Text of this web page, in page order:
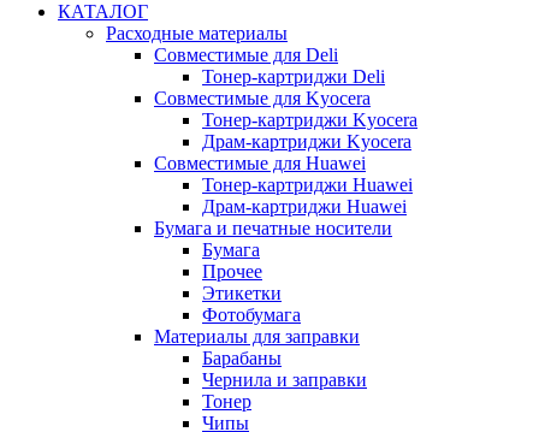
КАТАЛОГ
Расходные материалы
Совместимые для Deli
Тонер-картриджи Deli
Совместимые для Kyocera
Тонер-картриджи Kyocera
Драм-картриджи Kyocera
Совместимые для Huawei
Тонер-картриджи Huawei
Драм-картриджи Huawei
Бумага и печатные носители
Бумага
Прочее
Этикетки
Фотобумага
Материалы для заправки
Барабаны
Чернила и заправки
Тонер
Чипы